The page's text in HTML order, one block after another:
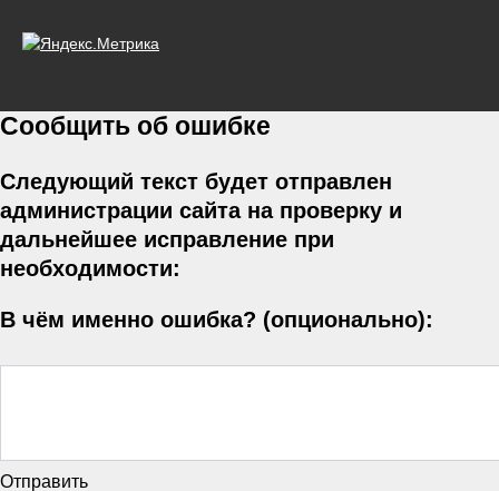
Сообщить об ошибке
Следующий текст будет отправлен
администрации сайта на проверку и
дальнейшее исправление при
необходимости:
В чём именно ошибка? (опционально):
Отправить